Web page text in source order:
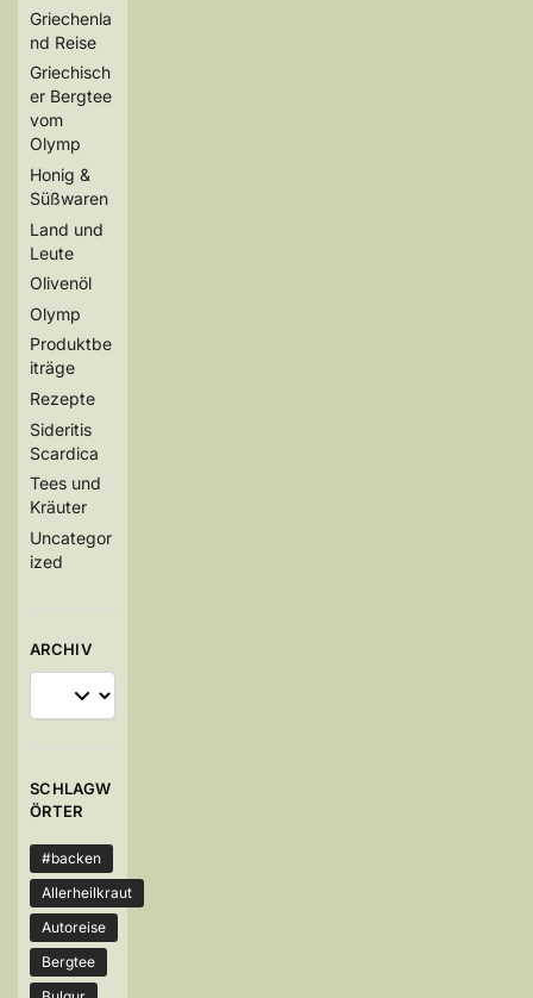
Griechenla
nd Reise
Griechisch
er Bergtee
vom
Olymp
Honig &
Süßwaren
Land und
Leute
Olivenöl
Olymp
Produktbe
iträge
Rezepte
Sideritis
Scardica
Tees und
Kräuter
Uncategor
ized
ARCHIV
SCHLAGW
ÖRTER
#backen
Allerheilkraut
Autoreise
Bergtee